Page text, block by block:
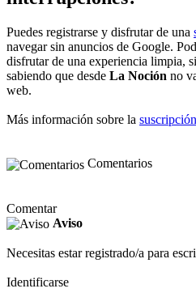
Puedes registrarse y disfrutar de una
navegar sin anuncios de Google.
disfrutar de una experiencia limpia,
sabiendo que desde La Noción no
web.
Más información sobre la
Comentarios
Comentar
Aviso
Necesitas estar registrado/a para
Identificarse